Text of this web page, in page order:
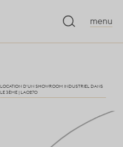
menu
LOCATION D'UN SHOWROOM INDUSTRIEL DANS
LE 3ÈME | LA0270